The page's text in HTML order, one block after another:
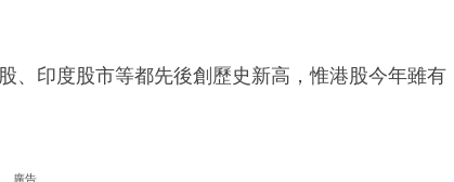
、印度股市等都先後創歷史新高，惟港股今年雖有
廣告